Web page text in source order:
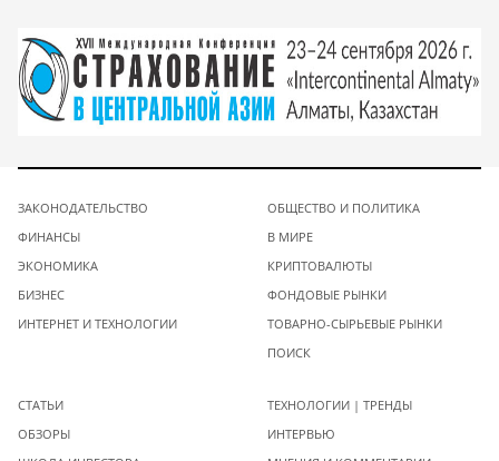
ЗАКОНОДАТЕЛЬСТВО
ФИНАНСЫ
ЭКОНОМИКА
БИЗНЕС
ИНТЕРНЕТ И ТЕХНОЛОГИИ
ОБЩЕСТВО И ПОЛИТИКА
В МИРЕ
КРИПТОВАЛЮТЫ
ФОНДОВЫЕ РЫНКИ
ТОВАРНО-СЫРЬЕВЫЕ РЫНКИ
ПОИСК
СТАТЬИ
ОБЗОРЫ
ТЕХНОЛОГИИ | ТРЕНДЫ
ИНТЕРВЬЮ